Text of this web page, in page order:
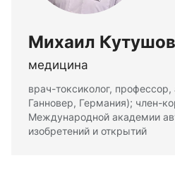
Михаил Кутушов
медицина
врач-токсиколог,
Ганновер, Германия); член-
Международной академии
изобретений и открытий